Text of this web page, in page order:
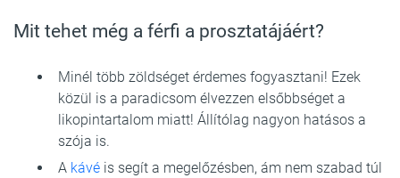
Mit tehet még a férfi a prosztatájáért?
Minél több zöldséget érdemes fogyasztani! Ezek
közül is a paradicsom élvezzen elsőbbséget a
likopintartalom miatt! Állítólag nagyon hatásos a
szója is.
A kávé is segít a megelőzésben, ám nem szabad túl